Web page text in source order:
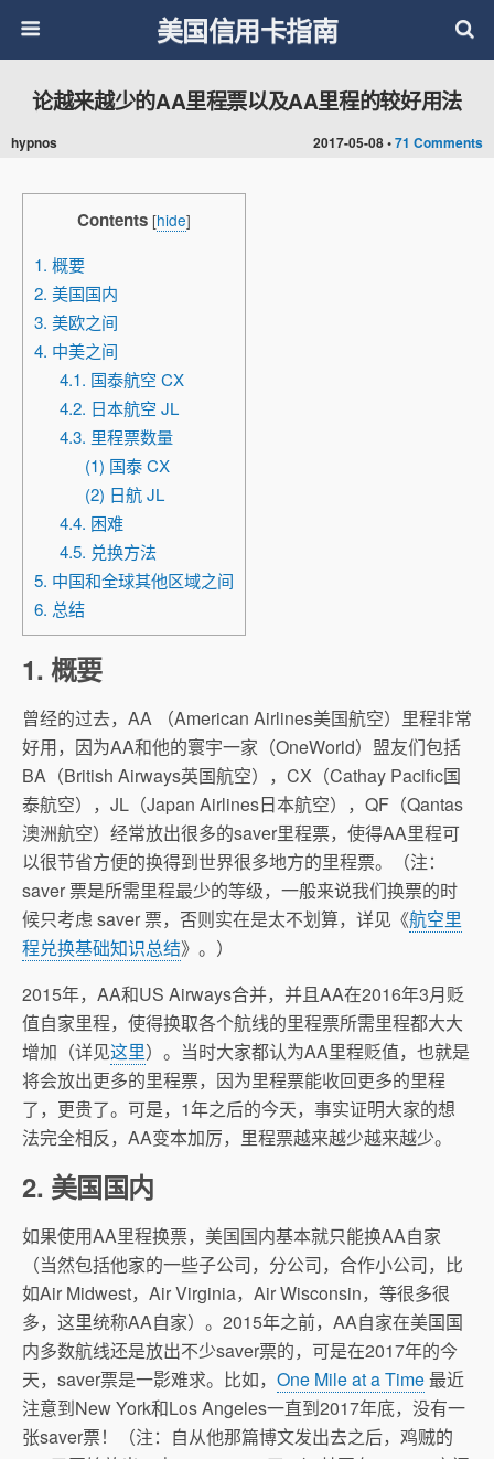
美国信用卡指南
2017-05-08 •71 Comments
论越来越少的AA里程票以及AA里程的较好用法
hypnos
Contents [hide]
1. 概要
2. 美国国内
3. 美欧之间
4. 中美之间
4.1. 国泰航空 CX
4.2. 日本航空 JL
4.3. 里程票数量
(1) 国泰 CX
(2) 日航 JL
4.4. 困难
4.5. 兑换方法
5. 中国和全球其他区域之间
6. 总结
1. 概要
曾经的过去，AA （American Airlines美国航空）里程非常
好用，因为AA和他的寰宇一家（OneWorld）盟友们包括
BA（British Airways英国航空），CX（Cathay Pacific国
泰航空），JL（Japan Airlines日本航空），QF（Qantas
澳洲航空）经常放出很多的saver里程票，使得AA里程可
以很节省方便的换得到世界很多地方的里程票。（注：
saver 票是所需里程最少的等级，一般来说我们换票的时
候只考虑 saver 票，否则实在是太不划算，详见《航空里
程兑换基础知识总结》。）
2015年，AA和US Airways合并，并且AA在2016年3月贬
值自家里程，使得换取各个航线的里程票所需里程都大大
增加（详见这里）。当时大家都认为AA里程贬值，也就是
将会放出更多的里程票，因为里程票能收回更多的里程
了，更贵了。可是，1年之后的今天，事实证明大家的想
法完全相反，AA变本加厉，里程票越来越少越来越少。
2. 美国国内
如果使用AA里程换票，美国国内基本就只能换AA自家
（当然包括他家的一些子公司，分公司，合作小公司，比
如Air Midwest，Air Virginia，Air Wisconsin，等很多很
多，这里统称AA自家）。2015年之前，AA自家在美国国
内多数航线还是放出不少saver票的，可是在2017年的今
天，saver票是一影难求。比如， One Mile at a Time最近
注意到New York和Los Angeles一直到2017年底，没有一
张saver票！（注：自从他那篇博文发出去之后，鸡贼的